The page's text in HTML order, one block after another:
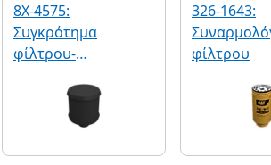
8X-4575:
Συγκρότημα
φίλτρου-
326-1643:
φίλτρου